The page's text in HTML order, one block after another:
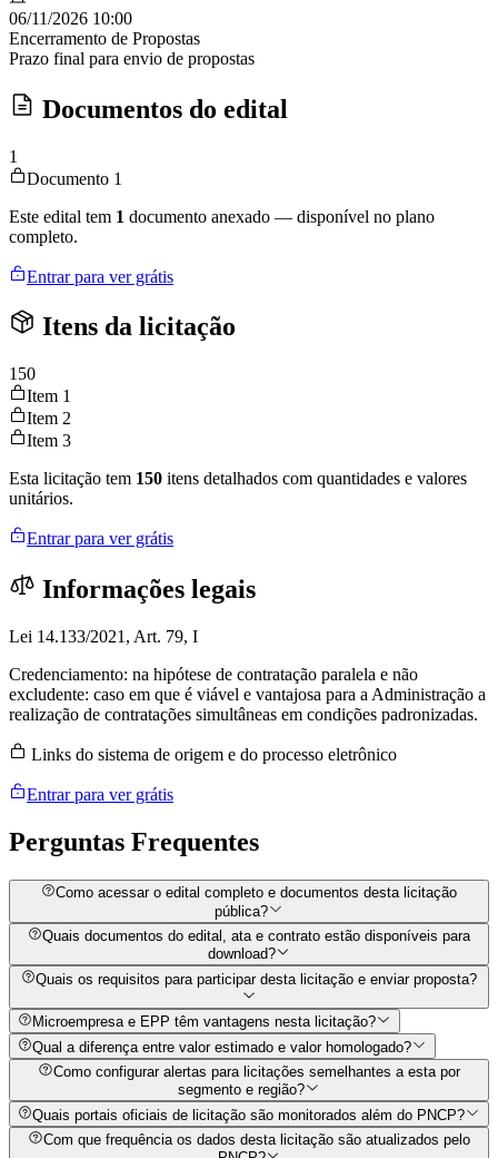
06/11/2026 10:00
Encerramento de Propostas
Prazo final para envio de propostas
Documentos do edital
1
Documento 1
Este edital tem 1 documento anexado — disponível no plano
completo.
Entrar para ver grátis
Itens da licitação
150
Item 1
Item 2
Item 3
Esta licitação tem 150 itens detalhados com quantidades e valores
unitários.
Entrar para ver grátis
Informações legais
Lei 14.133/2021, Art. 79, I
Credenciamento: na hipótese de contratação paralela e não
excludente: caso em que é viável e vantajosa para a Administração a
realização de contratações simultâneas em condições padronizadas.
Links do sistema de origem e do processo eletrônico
Entrar para ver grátis
Perguntas Frequentes
Como acessar o edital completo e documentos desta licitação
pública?
Quais documentos do edital, ata e contrato estão disponíveis para
download?
Quais os requisitos para participar desta licitação e enviar proposta?
Microempresa e EPP têm vantagens nesta licitação?
Qual a diferença entre valor estimado e valor homologado?
Como configurar alertas para licitações semelhantes a esta por
segmento e região?
Quais portais oficiais de licitação são monitorados além do PNCP?
Com que frequência os dados desta licitação são atualizados pelo